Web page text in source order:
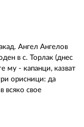
Ангел Ангелов
в с. Торлак (днес
му - капанци, казват
орисници: да
всяко свое